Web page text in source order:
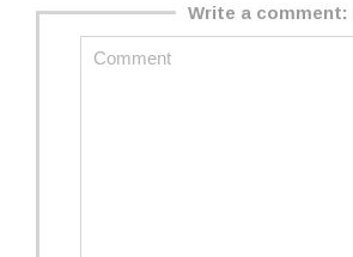
Write a comment: